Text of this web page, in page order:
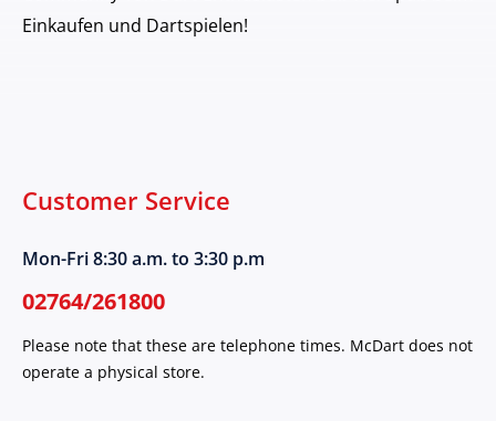
Einkaufen und Dartspielen!
Customer Service
Mon-Fri 8:30 a.m. to 3:30 p.m
02764/261800
Please note that these are telephone times. McDart does not
operate a physical store.